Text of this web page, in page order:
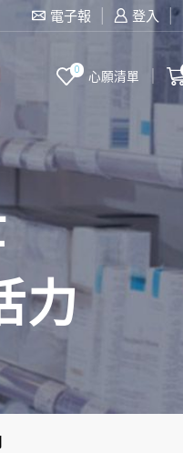
電子報 登入
0 心願清單
力